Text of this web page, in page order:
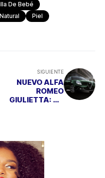
De Bebé
Piel
SIGUIENTE
NUEVO ALFA
ROMEO
GIULIETTA: UN
DEPORTIVO